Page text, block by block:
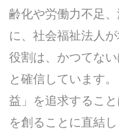
齢化や労働力不足
に、社会福祉法人
役割は、かつてな
と確信しています
益」を追求するこ
を創ることに直結